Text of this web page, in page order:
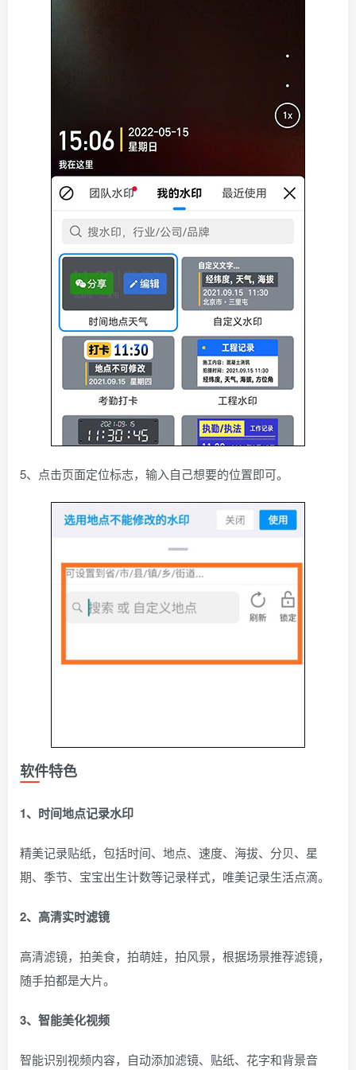
5、点击页面定位标志，输入自己想要的位置即可。
软件特色
1、时间地点记录水印
精美记录贴纸，包括时间、地点、速度、海拔、分贝、星
期、季节、宝宝出生计数等记录样式，唯美记录生活点滴。
2、高清实时滤镜
高清滤镜，拍美食，拍萌娃，拍风景，根据场景推荐滤镜，
随手拍都是大片。
3、智能美化视频
智能识别视频内容，自动添加滤镜、贴纸、花字和背景音